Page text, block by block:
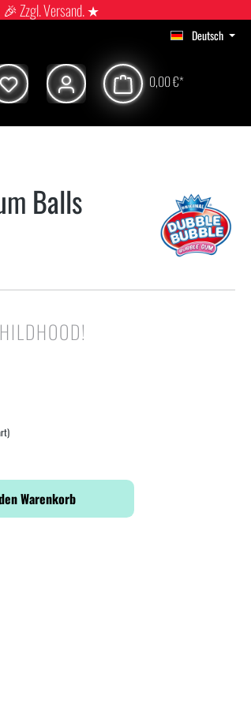
🎉 Zzgl. Versand. ★
Deutsch
0,00 €*
Balls
Warenkorb